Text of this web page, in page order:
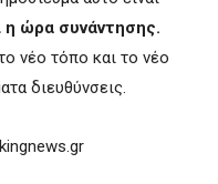
η ώρα συνάντησης.
νέο τόπο και το νέο
διευθύνσεις.